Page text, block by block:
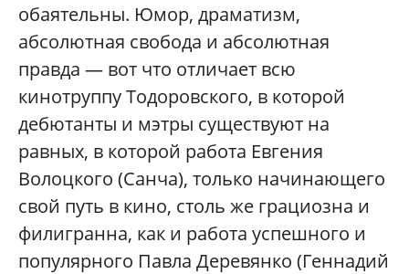
обаятельны. Юмор, драматизм,
абсолютная свобода и абсолютная
правда — вот что отличает всю
кинотруппу Тодоровского, в которой
дебютанты и мэтры существуют на
равных, в которой работа Евгения
Волоцкого (Санча), только начинающего
свой путь в кино, столь же грациозна и
филигранна, как и работа успешного и
популярного Павла Деревянко (Геннадий